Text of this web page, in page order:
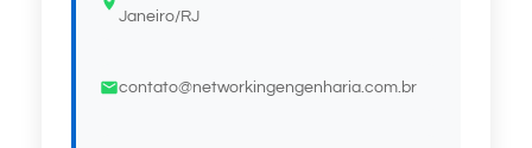
Janeiro/RJ
contato@networkingengenharia.com.br